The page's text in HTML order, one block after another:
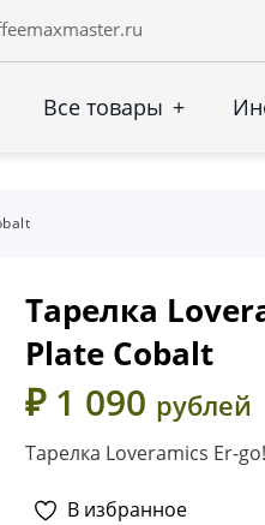
Все товары +
Тарелка
Plate Cobalt
₽ 1 090 рублей
Тарелка Loveramics Er-
В избранное